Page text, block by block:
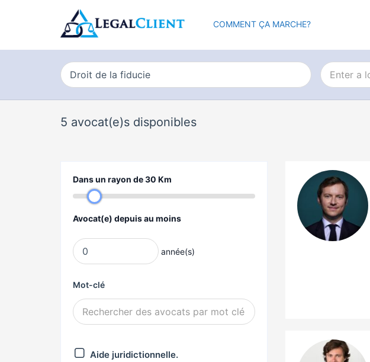
COMMENT ÇA MARCHE?
5 avocat(e)s disponibles
Dans un rayon de30 Km
Avocat(e) depuis au moins
année(s)
Mot-clé
Aide juridictionnelle.